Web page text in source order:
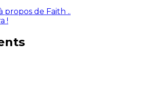
propos de Faith ..
!